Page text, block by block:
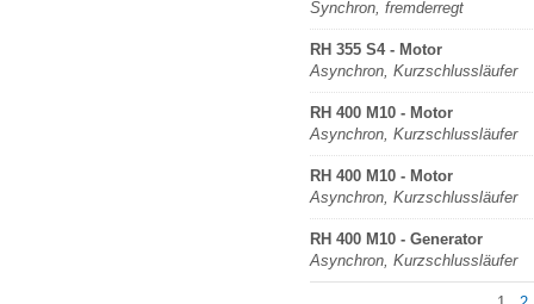
Synchron, fremderregt
RH 355 S4 - Motor
Asynchron, Kurzschlussläufer
RH 400 M10 - Motor
Asynchron, Kurzschlussläufer
RH 400 M10 - Motor
Asynchron, Kurzschlussläufer
RH 400 M10 - Generator
Asynchron, Kurzschlussläufer